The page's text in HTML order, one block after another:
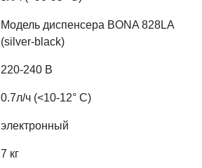
Модель диспенсера BONA 828LA
(silver-black)
220-240 В
0.7л/ч (<10-12° С)
электронный
7 кг